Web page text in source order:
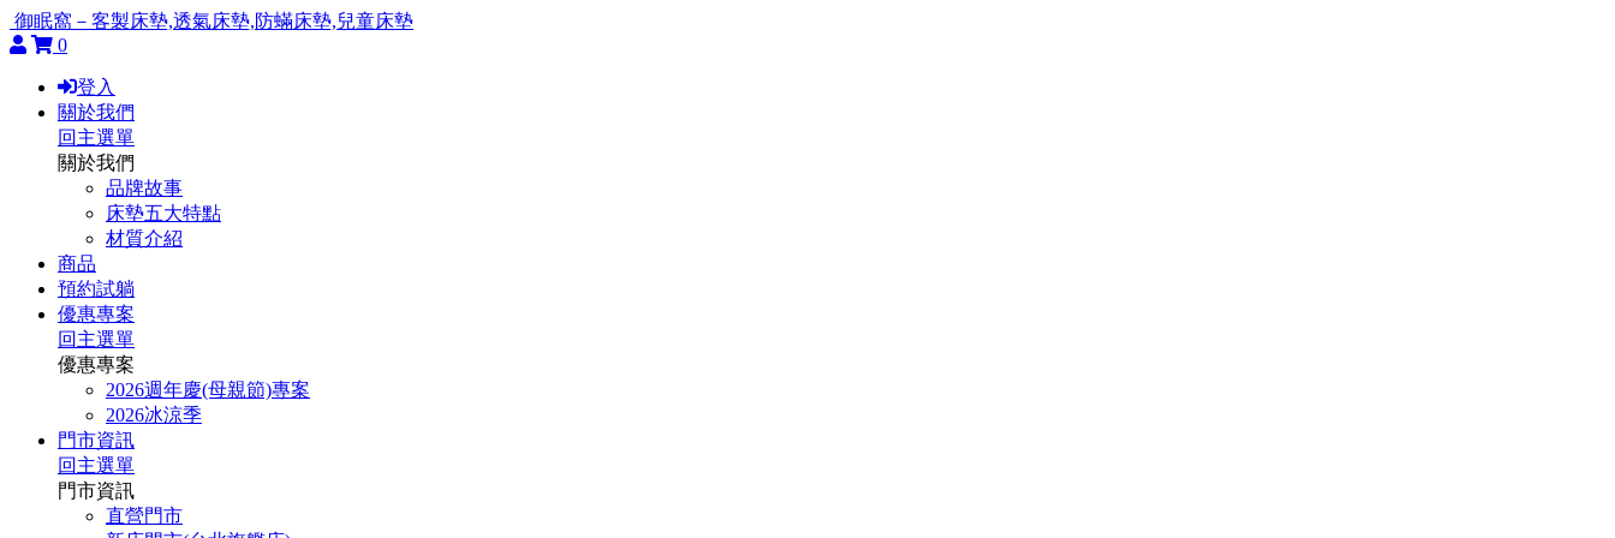
御眠窩－客製床墊,透氣床墊,防蟎床墊,兒童床墊
0
登入
關於我們
回主選單
關於我們
品牌故事
床墊五大特點
材質介紹
商品
預約試躺
優惠專案
回主選單
優惠專案
2026週年慶(母親節)專案
2026冰涼季
門市資訊
回主選單
門市資訊
直營門市